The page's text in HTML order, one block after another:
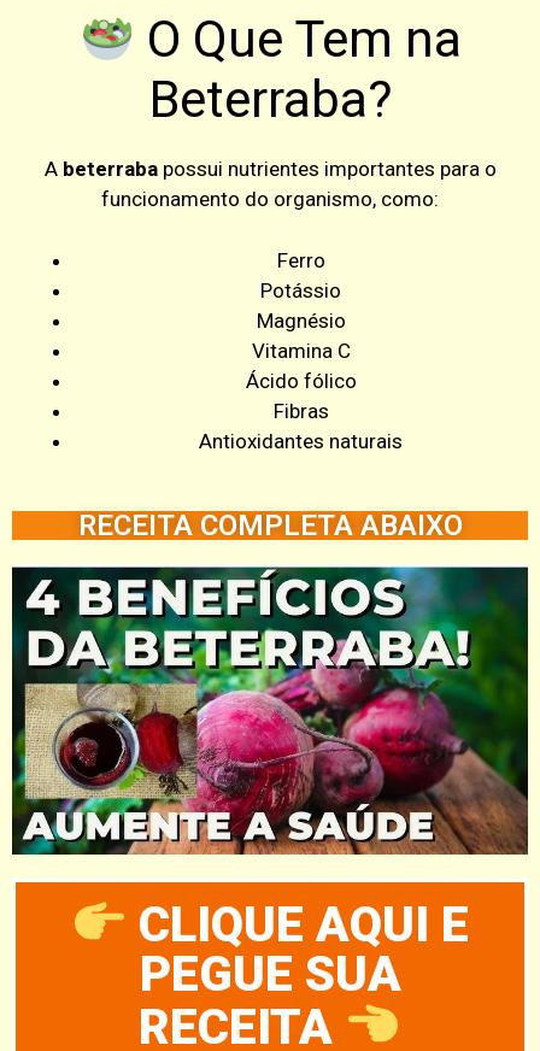
O Que Tem na
Beterraba?
A beterrabapossui nutrientes importantes para o
funcionamento do organismo, como:
Ferro
Potássio
Magnésio
Vitamina C
Ácido fólico
Fibras
Antioxidantes naturais
RECEITA COMPLETA ABAIXO
CLIQUE AQUI E
PEGUE SUA
RECEITA